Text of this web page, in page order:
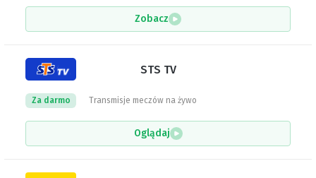
Zobacz
STS TV
Transmisje meczów na żywo
Za darmo
Oglądaj